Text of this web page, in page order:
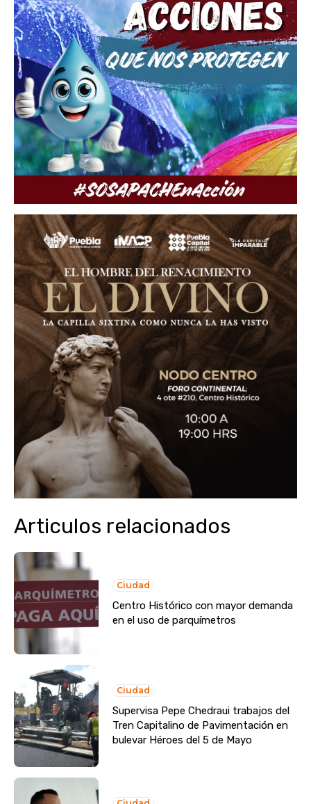
Articulos relacionados
Ciudad
Centro Histórico con mayor demanda
en el uso de parquímetros
Ciudad
Supervisa Pepe Chedraui trabajos del
Tren Capitalino de Pavimentación en
bulevar Héroes del 5 de Mayo